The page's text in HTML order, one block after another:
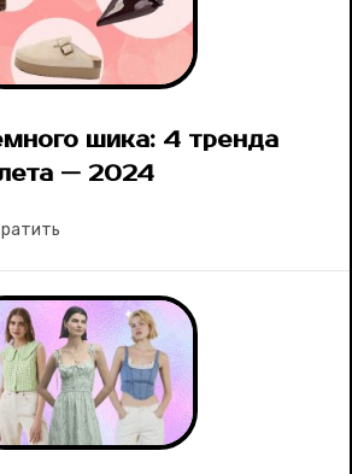
шика: 4 тренда
— 2024